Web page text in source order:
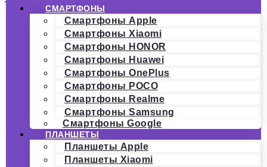
СМАРТФОНЫ
Смартфоны Apple
Смартфоны Xiaomi
Смартфоны HONOR
Смартфоны Huawei
Смартфоны OnePlus
Смартфоны POCO
Смартфоны Realme
Смартфоны Samsung
Смартфоны Google
ПЛАНШЕТЫ
Планшеты Apple
Планшеты Xiaomi